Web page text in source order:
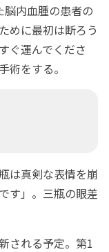
内血腫の患者の
めに最初は断ろう
ぐ運んでくださ
術をする。
は真剣な表情を崩
す」。三瓶の眼差
される予定。第1